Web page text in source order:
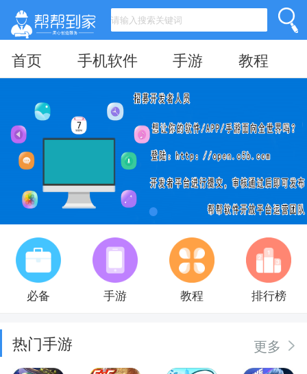
首页 手机软件 手游 教程
必备 手游 教程 排行榜
热门手游 更多